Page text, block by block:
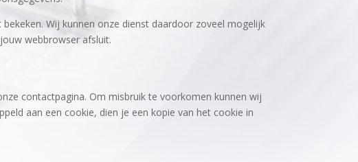
Wij kunnen onze dienst daardoor zoveel mogelijk
webbrowser afsluit.
contactpagina. Om misbruik te voorkomen kunnen wij
aan een cookie, dien je een kopie van het cookie in